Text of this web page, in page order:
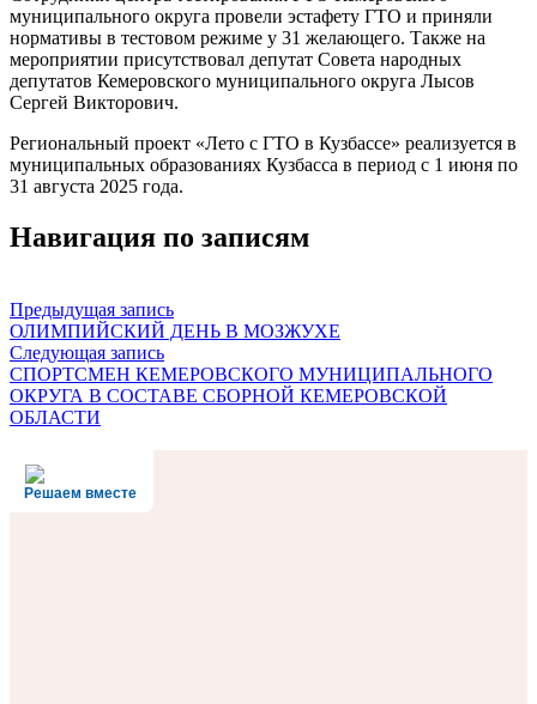
муниципального округа провели эстафету ГТО и приняли
нормативы в тестовом режиме у 31 желающего. Также на
мероприятии присутствовал депутат Совета народных
депутатов Кемеровского муниципального округа Лысов
Сергей Викторович.
Региональный проект «Лето с ГТО в Кузбассе» реализуется в
муниципальных образованиях Кузбасса в период с 1 июня по
31 августа 2025 года.
Навигация по записям
Предыдущая запись
ОЛИМПИЙСКИЙ ДЕНЬ В МОЗЖУХЕ
Следующая запись
СПОРТСМЕН КЕМЕРОВСКОГО МУНИЦИПАЛЬНОГО
ОКРУГА В СОСТАВЕ СБОРНОЙ КЕМЕРОВСКОЙ
ОБЛАСТИ
Решаем вместе